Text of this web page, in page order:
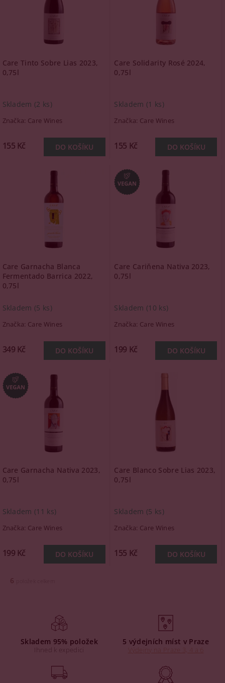
Care Tinto Sobre Lias 2023,
0,75l
Skladem (2 ks)
Značka: Care Wines
155 Kč
Care Solidarity Rosé 2024,
0,75l
Skladem (1 ks)
Značka: Care Wines
155 Kč
Care Garnacha Blanca
Fermentado Barrica 2022,
0,75l
Skladem (5 ks)
Značka: Care Wines
349 Kč
Care Cariňena Nativa 2023,
0,75l
Skladem (10 ks)
Značka: Care Wines
199 Kč
Care Garnacha Nativa 2023,
0,75l
Skladem (11 ks)
Značka: Care Wines
199 Kč
Care Blanco Sobre Lias 2023,
0,75l
Skladem (5 ks)
Značka: Care Wines
155 Kč
6
Skladem 95% položek
Ihned k expedici
5 výdejních míst v Praze